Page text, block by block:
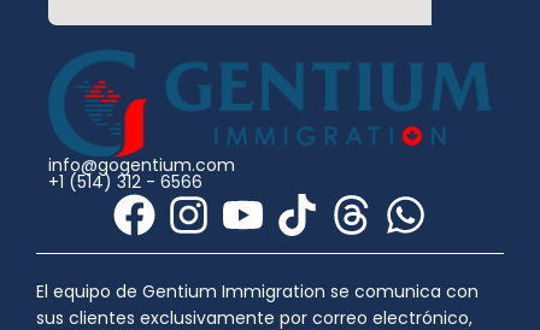
info@gogentium.com
+1 (514) 312 - 6566
F
a
c
I
n
s
Y
o
u
T
i
k
T
h
r
W
h
a
El equipo de Gentium Immigration se comunica con
sus clientes exclusivamente por correo electrónico,